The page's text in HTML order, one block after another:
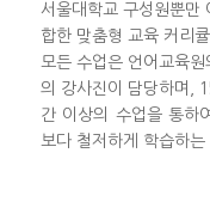
서울대학교 구성원뿐만
합한 맞춤형 교육 커리
모든 수업은 언어교육
의 강사진이 담당하며,
간 이상의 수업을 통하
보다 철저하게 학습하는